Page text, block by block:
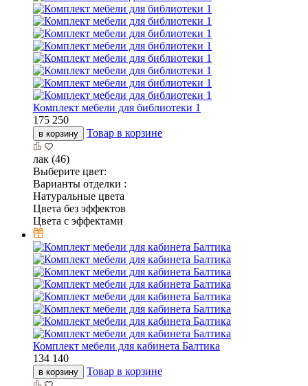
Комплект мебели для библиотеки 1
175 250
в корзину Товар в корзине
лак (46)
Выберите цвет:
Варианты отделки :
Натуральные цвета
Цвета без эффектов
Цвета с эффектами
Комплект мебели для кабинета Балтика
134 140
в корзину Товар в корзине